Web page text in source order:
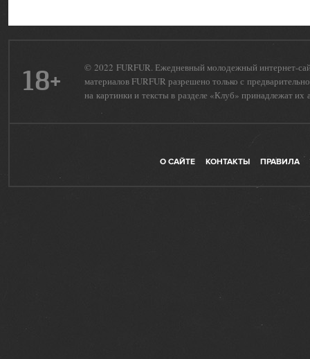
18+
© 2022 FURFUR. Ежедневный молодежный интернет-
материалов FURFUR разрешено только с
на картинки и тексты в разделе «Клуб» принадлежат их
О САЙТЕ КОНТАКТЫ ПРАВИЛА